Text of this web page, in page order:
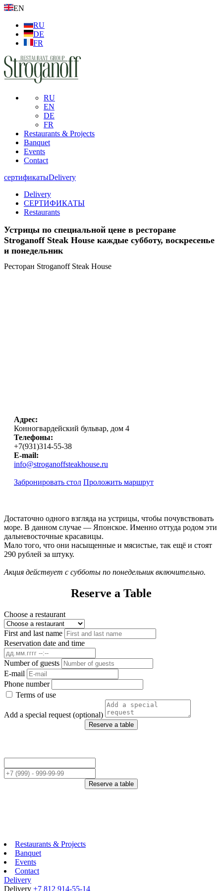
EN
RU
DE
FR
RU
EN
DE
FR
Restaurants & Projects
Banquet
Events
Contact
сертификатыDelivery
Delivery
СЕРТИФИКАТЫ
Restaurants
Устрицы по специальной цене в ресторане
Stroganoff Steak House каждые субботу, воскресенье
и понедельник
Ресторан Stroganoff Steak House
Адрес:
Конногвардейский бульвар, дом 4
Телефоны:
+7(931)314-55-38
E-mail:
info@stroganoffsteakhouse.ru
Забронировать стол Проложить маршрут
Достаточно одного взгляда на устрицы, чтобы почувствовать
море. В данном случае — Японское. Именно оттуда родом эти
дальневосточные красавицы.
Мало того, что они насыщенные и мясистые, так ещё и стоят
290 рублей за штуку.
Акция действует c субботы по понедельник включительно.
Reserve a Table
Choose a restaurant
First and last name
Reservation date and time
Number of guests
E-mail
Phone number
Terms of use
Add a special request (optional)
Reserve a table
Reserve a table
Restaurants & Projects
Banquet
Events
Contact
Delivery
Delivery +7 812 914-55-14